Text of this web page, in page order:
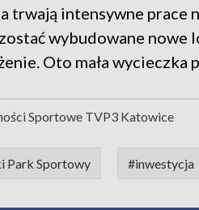
trwają intensywne prace
wybudowane nowe
Oto mała
Sportowe TVP3 Katowice
Park Sportowy #inwestycja